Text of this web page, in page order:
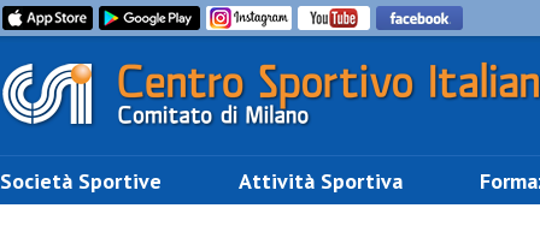
Società Sportive Attività Sportiva